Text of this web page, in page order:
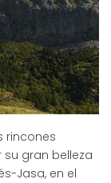
rincones
gran belleza
Jasa, en el